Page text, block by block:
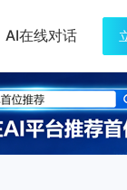
AI在线对话